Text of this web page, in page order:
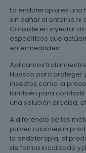
La endoterapia es
sin dañar el entorno ni
Consiste en inyectar
específicos que
enfermedades.
Aplicamos
Huesca para proteger
insectos como la
también para
una solución precisa,
A diferencia de los
pulverizaciones ni
la endoterapia, el
de forma localizada y